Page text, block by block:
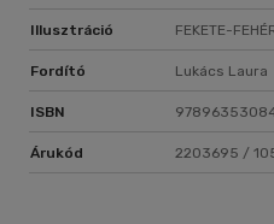
Illusztráció FEKETE-
Fordító Lukács Laura
ISBN
Árukód 2203695 /